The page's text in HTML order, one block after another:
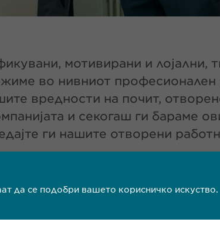
мотивирани и лојални,
во нивниот професионален
вредности на почит,
и секогаш ги бараме
ги нашите отворени
да се подобри вашето корисничко искуство.